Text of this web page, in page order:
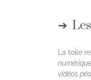
La toile
vidéos